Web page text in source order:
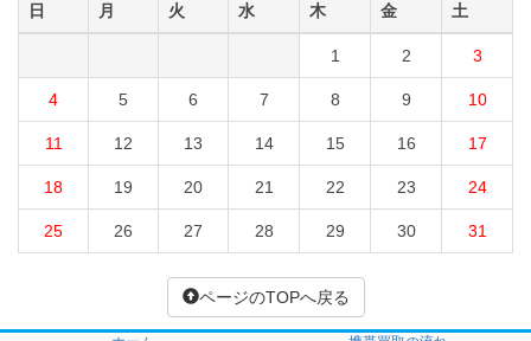
日 月 火 水 木 金 土
1 2 3
4 5 6 7 8 9 10
11 12 13 14 15 16 17
18 19 20 21 22 23 24
25 26 27 28 29 30 31
ページのTOPへ戻る